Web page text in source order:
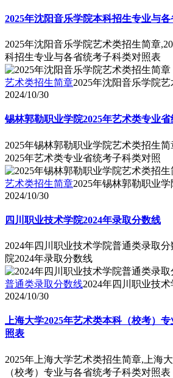
2025年沈阳音乐学院本科招生专业与
2025年沈阳音乐学院艺术类招生简章
科招生专业与各省统考子科类对照表
艺术类招生简章2025年沈阳音乐学院
2024/10/30
锡林郭勒职业学院2025年艺术类专业
2025年锡林郭勒职业学院艺术类招生
2025年艺术类专业省统考子科类对照
艺术类招生简章2025年锡林郭勒职业
2024/10/30
四川职业技术学院2024年录取分数线
2024年四川职业技术学院普通类录取
院2024年录取分数线
普通类录取分数线2024年四川职业技
2024/10/30
上海大学2025年艺术类本科（校考）
照表
2025年上海大学艺术类招生简章,上海
（校考）专业与各省统考子科类对照表